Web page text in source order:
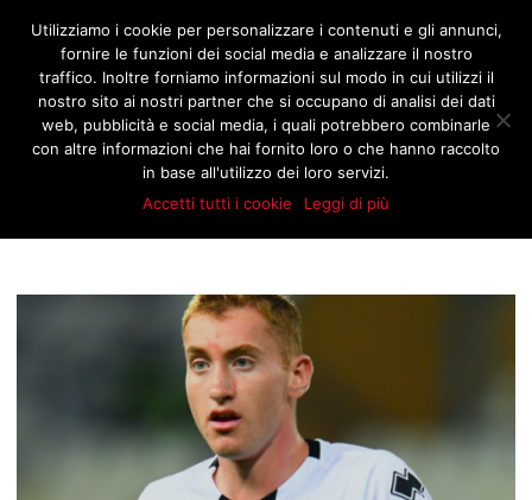
JNOTIZIE.COM
BROWSING TAG
CALCIOMERCATO
KULUSEVSKI
Utilizziamo i cookie per personalizzare i contenuti e gli annunci,
fornire le funzioni dei social media e analizzare il nostro
traffico. Inoltre forniamo informazioni sul modo in cui utilizzi il
nostro sito ai nostri partner che si occupano di analisi dei dati
web, pubblicità e social media, i quali potrebbero combinarle
con altre informazioni che hai fornito loro o che hanno raccolto
in base all'utilizzo dei loro servizi.
Accetti tutti i cookie
Leggi di più